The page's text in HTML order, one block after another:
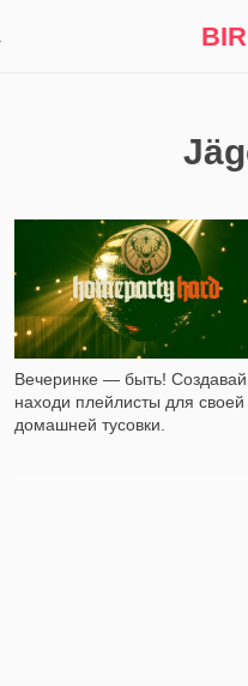
Вечеринке — быть!
находи плейлисты для своей
домашней тусовки.